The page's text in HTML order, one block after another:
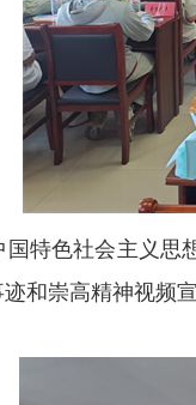
特色社会主义
和崇高精神视频